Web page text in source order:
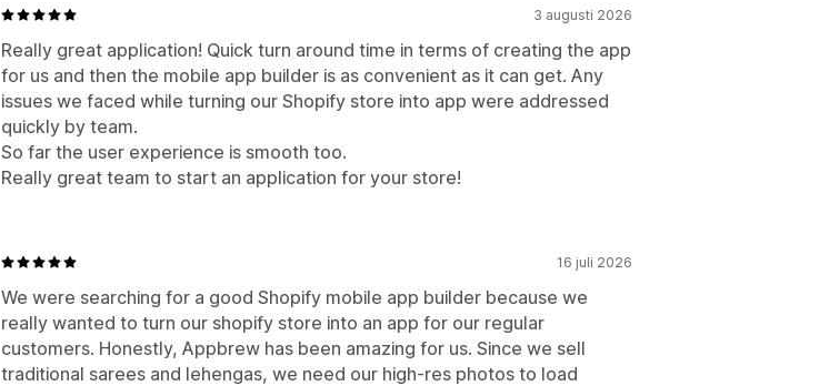
3 augusti 2026
Really great application! Quick turn around time in terms of creating the app
for us and then the mobile app builder is as convenient as it can get. Any
issues we faced while turning our Shopify store into app were addressed
quickly by team.
So far the user experience is smooth too.
Really great team to start an application for your store!
16 juli 2026
We were searching for a good Shopify mobile app builder because we
really wanted to turn our shopify store into an app for our regular
customers. Honestly, Appbrew has been amazing for us. Since we sell
traditional sarees and lehengas, we need our high-res photos to load